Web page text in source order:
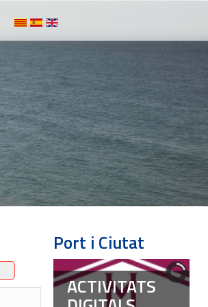
Port i Ciutat
ACTIVITATS